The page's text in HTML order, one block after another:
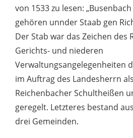
von 1533 zu lesen:
gehören unnder Staab gen
Der Stab war das Zeichen des
Gerichts- und niederen
Verwaltungsangelegenheiten
im Auftrag des Landesherrn
Reichenbacher Schultheißen
geregelt. Letzteres bestand
drei Gemeinden.